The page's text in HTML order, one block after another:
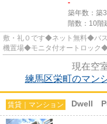
-
築年数：築
階数：10階
敷・礼０です◆ネット無料◆バ
機置場◆モニタ付オートロック
現在空
練馬区栄町のマン
賃貸｜マンション Dwell